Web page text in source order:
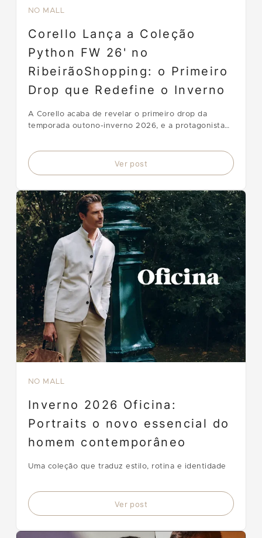
NO MALL
Corello Lança a Coleção
Python FW 26' no
RibeirãoShopping: o Primeiro
Drop que Redefine o Inverno
A Corello acaba de revelar o primeiro drop da
temporada outono-inverno 2026, e a protagonista
de estampa de cobra que transforma cada peça em
manifesto de esti
Ver post
NO MALL
Inverno 2026 Oficina:
Portraits o novo essencial do
homem contemporâneo
Uma coleção que traduz estilo, rotina e identidade
Ver post